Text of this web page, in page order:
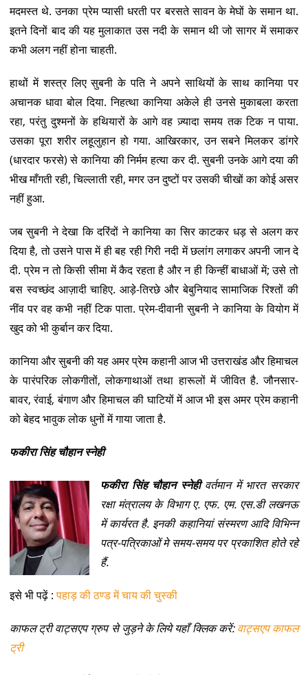
मदमस्त थे. उनका प्रेम प्यासी धरती पर बरसते सावन के मेघों के समान था.
इतने दिनों बाद की यह मुलाकात उस नदी के समान थी जो सागर में समाकर
कभी अलग नहीं होना चाहती.
हाथों में शस्त्र लिए सुबनी के पति ने अपने साथियों के साथ कानिया पर
अचानक धावा बोल दिया. निहत्था कानिया अकेले ही उनसे मुकाबला करता
रहा, परंतु दुश्मनों के हथियारों के आगे वह ज़्यादा समय तक टिक न पाया.
उसका पूरा शरीर लहूलुहान हो गया. आखिरकार, उन सबने मिलकर डांगरे
(धारदार फरसे) से कानिया की निर्मम हत्या कर दी. सुबनी उनके आगे दया की
भीख माँगती रही, चिल्लाती रही, मगर उन दुष्टों पर उसकी चीखों का कोई असर
नहीं हुआ.
जब सुबनी ने देखा कि दरिंदों ने कानिया का सिर काटकर धड़ से अलग कर
दिया है, तो उसने पास में ही बह रही गिरी नदी में छलांग लगाकर अपनी जान दे
दी. प्रेम न तो किसी सीमा में कैद रहता है और न ही किन्हीं बाधाओं में; उसे तो
बस स्वच्छंद आज़ादी चाहिए. आड़े-तिरछे और बेबुनियाद सामाजिक रिश्तों की
नींव पर वह कभी नहीं टिक पाता. प्रेम-दीवानी सुबनी ने कानिया के वियोग में
खुद को भी कुर्बान कर दिया.
कानिया और सुबनी की यह अमर प्रेम कहानी आज भी उत्तराखंड और हिमाचल
के पारंपरिक लोकगीतों, लोकगाथाओं तथा हारूलों में जीवित है. जौनसार-
बावर, रंवाई, बंगाण और हिमाचल की घाटियों में आज भी इस अमर प्रेम कहानी
को बेहद भावुक लोक धुनों में गाया जाता है.
फकीरा सिंह चौहान स्नेही
फकीरा सिंह चौहान स्नेहीवर्तमान में भारत सरकार
रक्षा मंत्रालय के विभाग ए. एफ. एम. एस.डी लखनऊ
में कार्यरत है. इनकी कहानियां संस्मरण आदि विभिन्न
पत्र-पत्रिकाओं मे समय-समय पर प्रकाशित होते रहे
हैं.
इसे भी पढ़ें :पहाड़ की ठण्ड में चाय की चुस्की
काफल ट्री वाट्सएप ग्रुप से जुड़ने के लिये यहाँ क्लिक करें:वाट्सएप काफल
ट्री